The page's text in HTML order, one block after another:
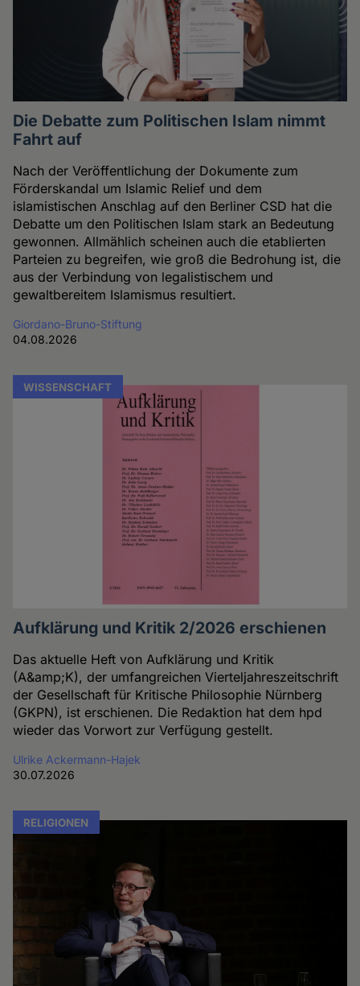
Die Debatte zum Politischen Islam nimmt
Fahrt auf
Nach der Veröffentlichung der Dokumente zum
Förderskandal um Islamic Relief und dem
islamistischen Anschlag auf den Berliner CSD hat die
Debatte um den Politischen Islam stark an Bedeutung
gewonnen. Allmählich scheinen auch die etablierten
Parteien zu begreifen, wie groß die Bedrohung ist, die
aus der Verbindung von legalistischem und
gewaltbereitem Islamismus resultiert.
Giordano-Bruno-Stiftung
04.08.2026
WISSENSCHAFT
Aufklärung und Kritik 2/2026 erschienen
Das aktuelle Heft von Aufklärung und Kritik
(A&amp;K), der umfangreichen Vierteljahreszeitschrift
der Gesellschaft für Kritische Philosophie Nürnberg
(GKPN), ist erschienen. Die Redaktion hat dem hpd
wieder das Vorwort zur Verfügung gestellt.
Ulrike Ackermann-Hajek
30.07.2026
RELIGIONEN